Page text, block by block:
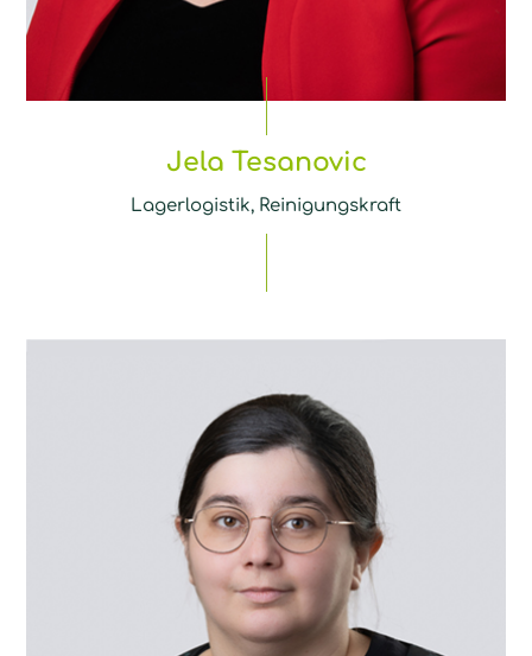
Jela Tesanovic
Lagerlogistik, Reinigungskraft